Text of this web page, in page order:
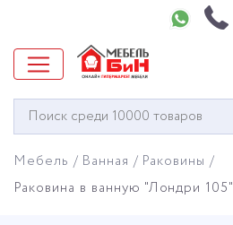
Окно
поиска
Мебель Ванная
Раковины
Раковина в ванную "Лондри 105"